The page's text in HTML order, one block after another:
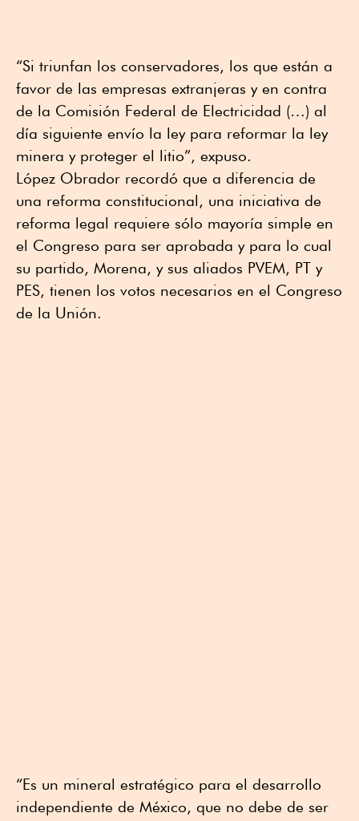
“Si triunfan los conservadores, los que están a
favor de las empresas extranjeras y en contra
de la Comisión Federal de Electricidad (…) al
día siguiente envío la ley para reformar la ley
minera y proteger el litio”, expuso.
López Obrador recordó que a diferencia de
una reforma constitucional, una iniciativa de
reforma legal requiere sólo mayoría simple en
el Congreso para ser aprobada y para lo cual
su partido, Morena, y sus aliados PVEM, PT y
PES, tienen los votos necesarios en el Congreso
de la Unión.
“Es un mineral estratégico para el desarrollo
independiente de México, que no debe de ser